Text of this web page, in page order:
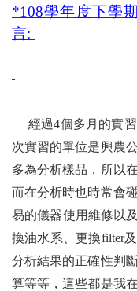
*108學年度下學
言:
經過4個多月的實
次實習的單位是興農
多為分析樣品，所以
而在分析時也時常會
易的儀器使用維修以
換油水系、更換filter
分析結果的正確性判
算等等，這些都是我